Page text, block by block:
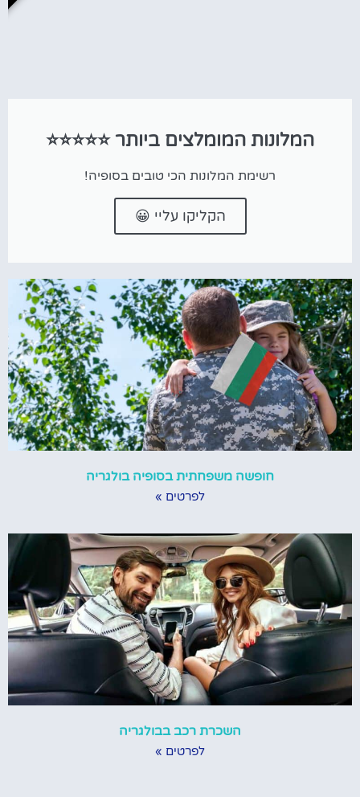
המלונות המומלצים ביותר ⭐⭐⭐⭐⭐
רשימת המלונות הכי טובים בסופיה!
הקליקו עליי 😀
חופשה משפחתית בסופיה בולגריה
לפרטים »
השכרת רכב בבולגריה
לפרטים »